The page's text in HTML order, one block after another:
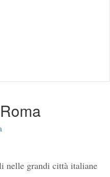
nelle grandi città italiane